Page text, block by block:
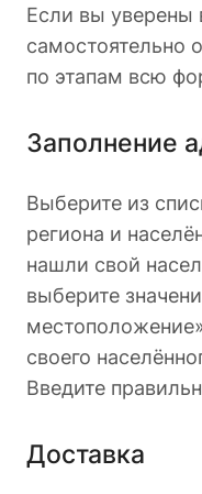
Если вы уверены
самостоятельно
по этапам всю
Заполнение
Выберите из
региона и
нашли свой
выберите
своего
Введите
Доставка